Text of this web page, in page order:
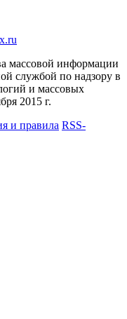
массовой информации
службой по надзору в
и массовых
2015 г.
и правила RSS-